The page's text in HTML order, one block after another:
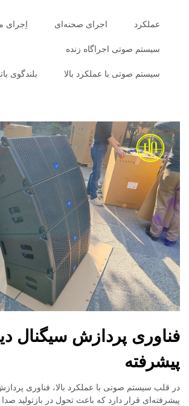
عملکرد اجرای صحنه‌ای اِجرای
سیستم صوتی اجراگاه زنده
سیستم صوتی با عملکرد بالا بلندگوی
فناوری پردازش سیگنال
پیشرفته
در قلب سیستم صوتی با عملکرد بالا، فناوری
پیشرفته‌ای قرار دارد که باعث تحول در بازتولید